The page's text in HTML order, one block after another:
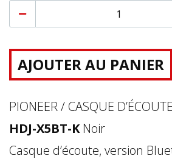
AJOUTER AU PANIER
PIONEER / CASQUE
HDJ-X5BT-KNoir
Casque d’écoute, version